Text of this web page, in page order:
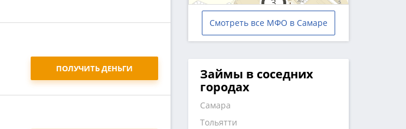
ПОЛУЧИТЬ ДЕНЬГИ
Смотреть все МФО в Самаре
Займы в соседних
городах
Самара
Тольятти